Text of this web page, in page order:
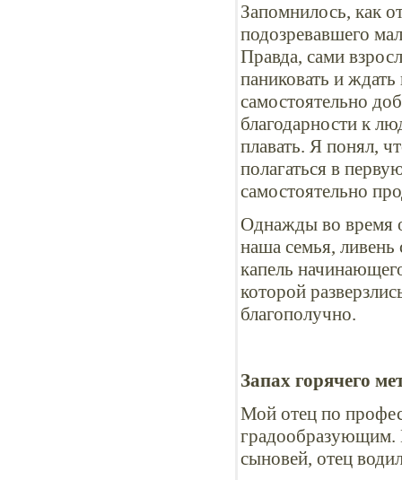
Запомнилось, как
подозревавшего
Правда, сами
паниковать и
самостоятельно
благодарности к
плавать. Я понял,
полагаться в
самостоятельно
Однажды во время
наша семья,
капель
которой
благополучно.
Запах горячего
Мой отец по
градообразующим.
сыновей, отец